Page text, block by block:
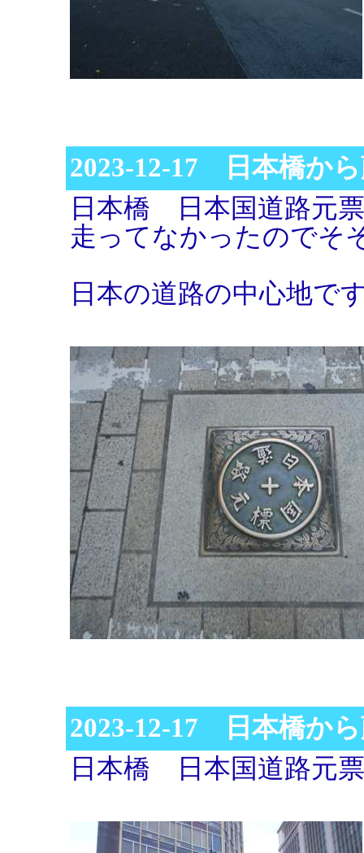
2023-12-17 日本橋か
日本橋 日本国道路元
走ってなかったのでそ
日本の道路の中心地で
2023-12-17 日本橋か
日本橋 日本国道路元